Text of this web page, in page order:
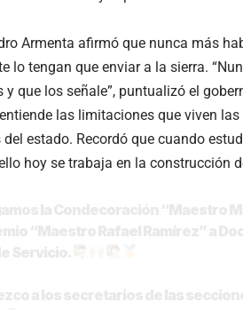
Armenta afirmó que nunca más
lo tengan que enviar a la sierra.
que los señale”, puntualizó el
las limitaciones que viven
estado. Recordó que cuando
hoy se trabaja en la construcción